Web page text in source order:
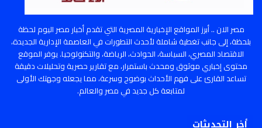
مصر الان .. أبرز المواقع الإخبارية المصرية التي تقدم أخبار مصر اليوم لحظة
بلحظة، إلى جانب تغطية شاملة لأحدث التطورات في العاصمة الإدارية الجديدة،
الاقتصاد المصري، السياسة، الحوادث، الرياضة، والتكنولوجيا. يوفر الموقع
محتوى إخباري موثوق ومحدث باستمرار، مع تقارير حصرية وتحليلات دقيقة
تساعد القارئ على فهم الأحداث بوضوح وسرعة، مما يجعله وجهتك الأولى
لمتابعة كل جديد في مصر والعالم.
أخر التحديثات